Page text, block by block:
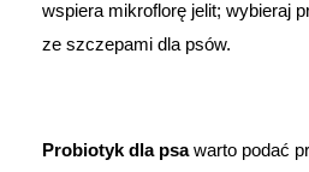
Kosmetyki
Zdrowy styl życia
wspiera mikroflorę jelit; wybieraj
ze szczepami dla psów.
Probiotyk dla psa warto podać